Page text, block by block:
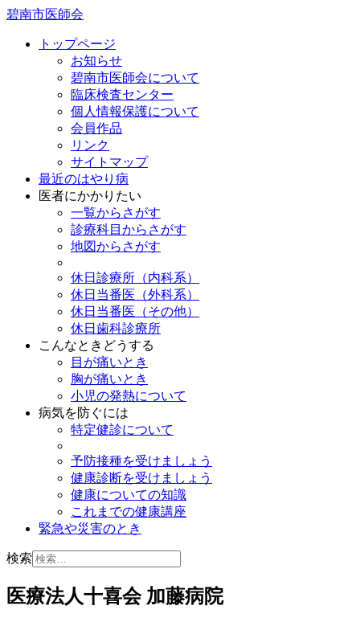
碧南市医師会
トップページ
お知らせ
碧南市医師会について
臨床検査センター
個人情報保護について
会員作品
リンク
サイトマップ
最近のはやり病
医者にかかりたい
一覧からさがす
診療科目からさがす
地図からさがす
休日診療所（内科系）
休日当番医（外科系）
休日当番医（その他）
休日歯科診療所
こんなときどうする
目が痛いとき
胸が痛いとき
小児の発熱について
病気を防ぐには
特定健診について
予防接種を受けましょう
健康診断を受けましょう
健康についての知識
これまでの健康講座
緊急や災害のとき
検索
医療法人十喜会 加藤病院